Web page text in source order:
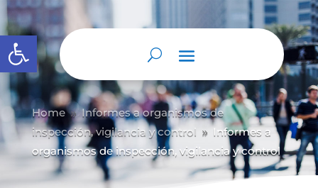
Abrir barra de herramientas
Home 9 Informes a organismos de
inspección, vigilancia y control 9
Informes a
organismos de inspección, vigilancia y control